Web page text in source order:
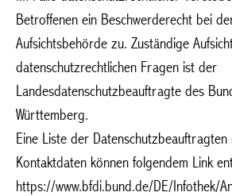
Betroffenen ein Beschwerderecht bei
Aufsichtsbehörde zu. Zuständige
datenschutzrechtlichen Fragen ist der
Landesdatenschutzbeauftragte des
Württemberg.
Eine Liste der
Kontaktdaten können folgendem Link
https://www.bfdi.bund.de/DE/Infothek/